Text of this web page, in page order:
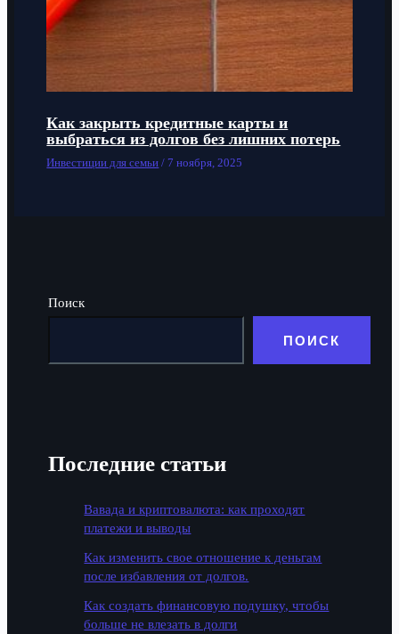
Как закрыть кредитные карты и
выбраться из долгов без лишних потерь
Инвестиции для семьи /7 ноября, 2025
Поиск
ПОИСК
Последние статьи
Вавада и криптовалюта: как проходят
платежи и выводы
Как изменить свое отношение к деньгам
после избавления от долгов.
Как создать финансовую подушку, чтобы
больше не влезать в долги